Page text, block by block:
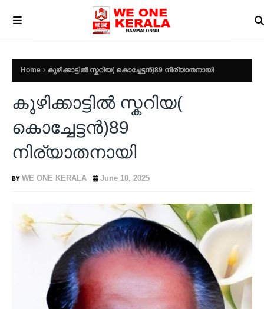
Home കുഴിക്കാട്ടിൽ സ്കറിയ( കൊച്ചേട്ടൻ)89 നിര്യാതനായി
കുഴിക്കാട്ടിൽ സ്കറിയ(
കൊച്ചേട്ടൻ)89
നിര്യാതനായി
WE ONE KERALA June 10, 2025